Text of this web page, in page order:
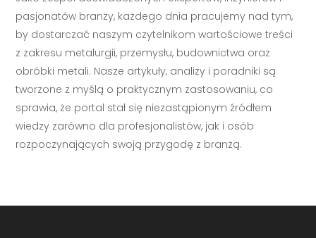
pasjonatów branży, każdego dnia pracujemy nad tym,
by dostarczać naszym czytelnikom wartościowe treści
z zakresu metalurgii, przemysłu, budownictwa oraz
obróbki metali. Nasze artykuły, analizy i poradniki są
tworzone z myślą o praktycznym zastosowaniu, co
sprawia, że portal stał się niezastąpionym źródłem
wiedzy zarówno dla profesjonalistów, jak i osób
rozpoczynających swoją przygodę z branżą.